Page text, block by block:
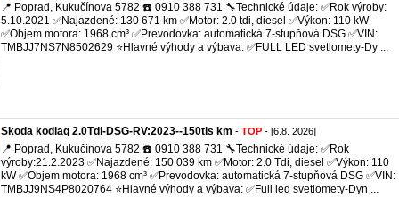
📍 Poprad, Kukučínova 5782 ☎️ 0910 388 731 🔧Technické údaje: ✅Rok výroby:
5.10.2021 ✅Najazdené: 130 671 km ✅Motor: 2.0 tdi, diesel ✅Výkon: 110 kW
✅Objem motora: 1968 cm³ ✅Prevodovka: automatická 7-stupňová DSG ✅VIN:
TMBJJ7NS7N8502629 ⭐Hlavné výhody a výbava: ✅FULL LED svetlomety-Dy ...
Skoda kodiaq 2.0Tdi-DSG-RV:2023--150tis km - TOP - [6.8. 2026]
📍 Poprad, Kukučínova 5782 ☎️ 0910 388 731 🔧Technické údaje: ✅Rok
výroby:21.2.2023 ✅Najazdené: 150 039 km ✅Motor: 2.0 Tdi, diesel ✅Výkon: 110
kW ✅Objem motora: 1968 cm³ ✅Prevodovka: automatická 7-stupňová DSG ✅VIN:
TMBJJ9NS4P8020764 ⭐Hlavné výhody a výbava: ✅Full led svetlomety-Dyn ...